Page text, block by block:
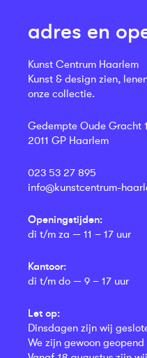
adres en
Kunst Centrum Haarlem
Kunst & design zien,
onze collectie.
Gedempte Oude Gracht
2011 GP Haarlem
023 53 27 895
info@kunstcentrum-
Openingstijden:
di t/m za — 11 – 17 uur
Kantoor:
di t/m do — 9 – 17 uur
Let op:
Dinsdagen zijn wij
We zijn gewoon